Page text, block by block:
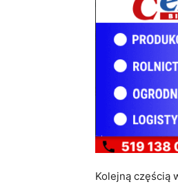
Kolejną częścią